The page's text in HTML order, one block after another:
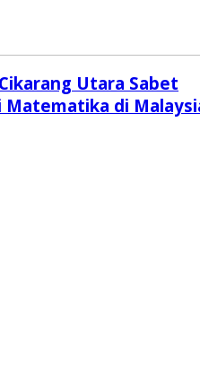
Utara Sabet
Matematika di